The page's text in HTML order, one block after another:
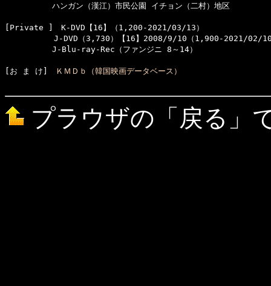
ハンガン（漢江）市民公園 イチョン（二村）地区
[Private ]　K-DVD【16】（1,200-2021/03/13）
　　　　　J-DVD（3,730）【16】2008/9/10（1,900-2021/02/
J-Blu-ray-Rec（ファンジニ 8～14）
[お ま け] ＫＭＤｂ（韓国映画データベース）
プラウザの「戻る」